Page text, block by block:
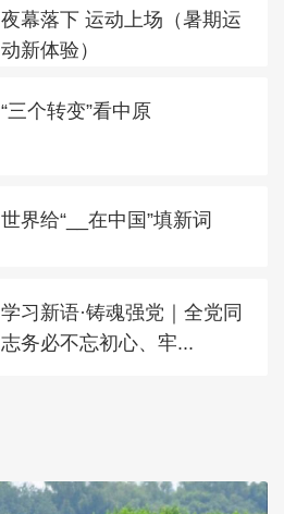
夜幕落下 运动上场（暑期运
动新体验）
“三个转变”看中原
世界给“__在中国”填新词
学习新语·铸魂强党｜全党同
志务必不忘初心、牢...